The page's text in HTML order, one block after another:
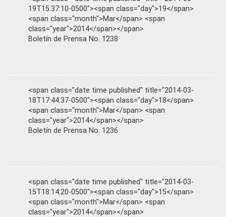
19T15:37:10-0500"><span class="day">19</span>
<span class="month">Mar</span> <span
class="year">2014</span></span>
Boletín de Prensa No. 1238
<span class="date time published" title="2014-03-
18T17:44:37-0500"><span class="day">18</span>
<span class="month">Mar</span> <span
class="year">2014</span></span>
Boletín de Prensa No. 1236
<span class="date time published" title="2014-03-
15T18:14:20-0500"><span class="day">15</span>
<span class="month">Mar</span> <span
class="year">2014</span></span>